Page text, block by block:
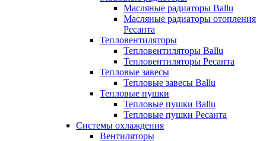
Масляные радиаторы Ballu
Масляные радиаторы отопления
Ресанта
Тепловентиляторы
Тепловентиляторы Ballu
Тепловентиляторы Ресанта
Тепловые завесы
Тепловые завесы Ballu
Тепловые пушки
Тепловые пушки Ballu
Тепловые пушки Ресанта
Системы охлаждения
Вентиляторы